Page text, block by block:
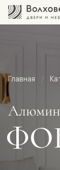
Главная